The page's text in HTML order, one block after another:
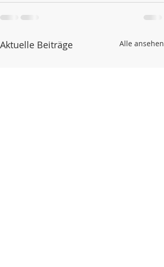
Aktuelle Beiträge Alle ansehen